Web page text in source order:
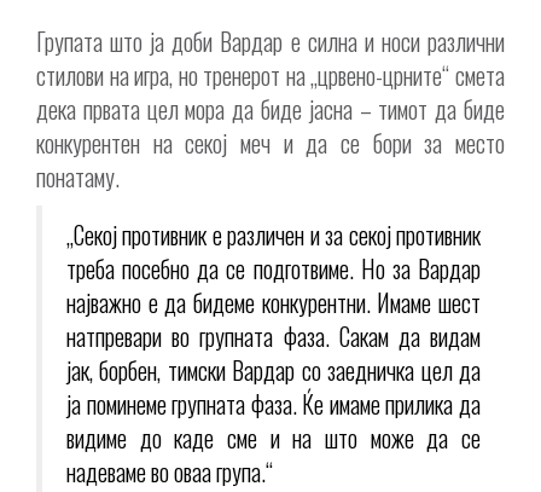
Групата што ја доби Вардар е силна и носи различни
стилови на игра, но тренерот на „црвено-црните“ смета
дека првата цел мора да биде јасна – тимот да биде
конкурентен на секој меч и да се бори за место
понатаму.
„Секој противник е различен и за секој противник
треба посебно да се подготвиме. Но за Вардар
најважно е да бидеме конкурентни. Имаме шест
натпревари во групната фаза. Сакам да видам
јак, борбен, тимски Вардар со заедничка цел да
ја поминеме групната фаза. Ќе имаме прилика да
видиме до каде сме и на што може да се
надеваме во оваа група.“